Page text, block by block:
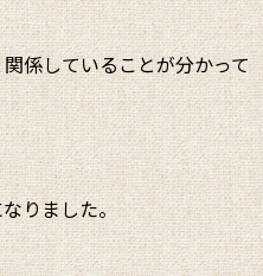
係していることが分かって
りました。